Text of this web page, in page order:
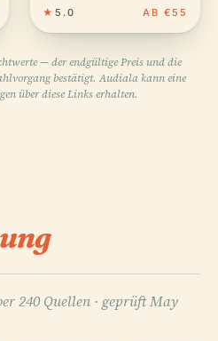
★ 5.0 AB €55
— der endgültige Preis und die
bestätigt. Audiala kann eine
über diese Links erhalten.
240 Quellen · geprüft May